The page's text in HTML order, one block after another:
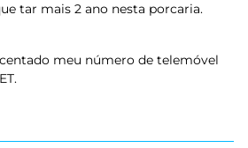
tar mais 2 ano nesta porcaria.
meu número de telemóvel